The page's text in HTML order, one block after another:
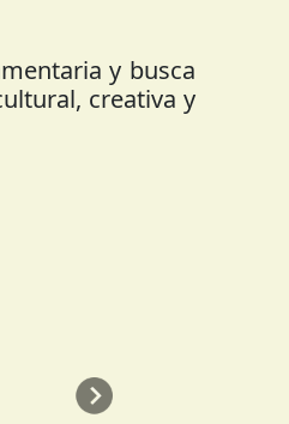
y busca
creativa y
Siguiente